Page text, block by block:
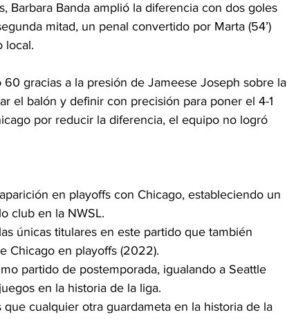
Barbara Banda amplió la diferencia con dos goles
mitad, un penal convertido por Marta (54’)
local.
gracias a la presión de Jameese Joseph sobre la
el balón y definir con precisión para poner el 4-1
por reducir la diferencia, el equipo no logró
en playoffs con Chicago, estableciendo un
club en la NWSL.
únicas titulares en este partido que también
Chicago en playoffs (2022).
partido de postemporada, igualando a Seattle
en la historia de la liga.
cualquier otra guardameta en la historia de la